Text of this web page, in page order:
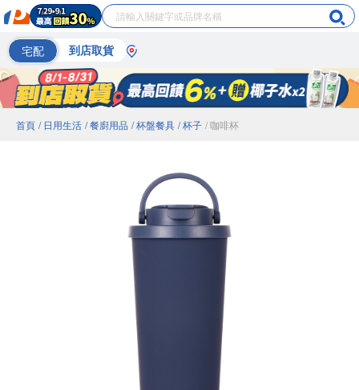
宅配 到店取貨
首頁 / 日用生活 / 餐廚用品 / 杯盤餐具 / 杯子 / 咖啡杯